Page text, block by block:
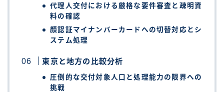
代理人交付における厳格な要件審査と疎明資
料の確認
顔認証マイナンバーカードへの切替対応とシ
ステム処理
東京と地方の比較分析
圧倒的な交付対象人口と処理能力の限界への
挑戦